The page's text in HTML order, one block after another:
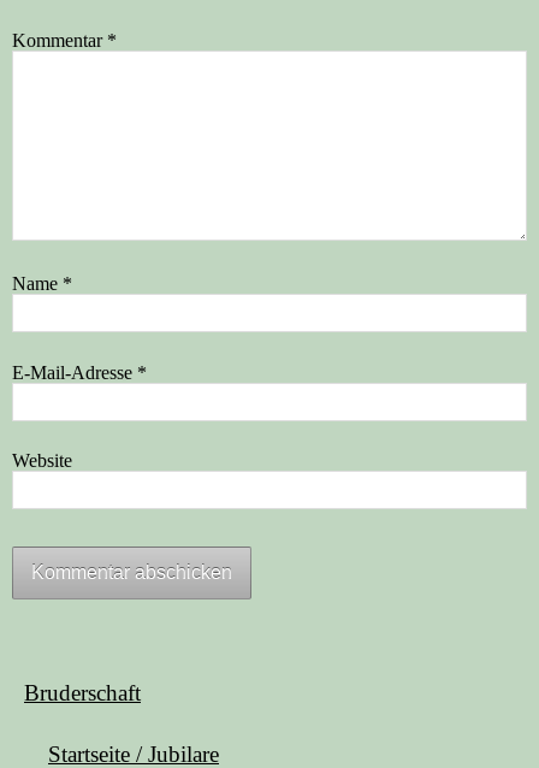
Kommentar *
Name *
E-Mail-Adresse *
Website
Bruderschaft
Startseite / Jubilare